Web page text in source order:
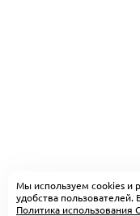
Мы используем cookies и
удобства пользователей.
Политика использования